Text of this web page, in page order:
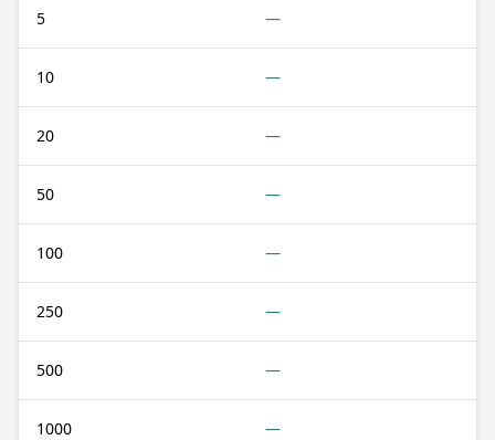
5 —
10 —
20 —
50 —
100 —
250 —
500 —
1000 —